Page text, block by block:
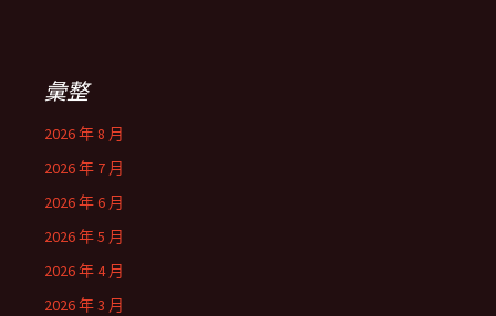
彙整
2026 年 8 月
2026 年 7 月
2026 年 6 月
2026 年 5 月
2026 年 4 月
2026 年 3 月